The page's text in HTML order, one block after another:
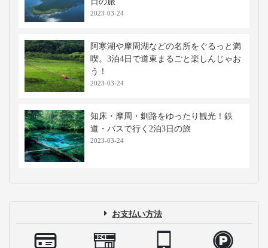
2023-03-24
阿寒湖や摩周湖などの名所をぐるっと満
喫。3泊4日で道東まるごと楽しんじゃお
う！
2023-03-24
知床・摩周・釧路をゆったり観光！鉄
道・バスで行く2泊3日の旅
2023-03-24
お支払い方法